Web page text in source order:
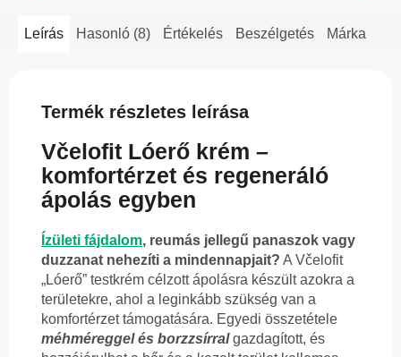
Leírás Hasonló (8) Értékelés Beszélgetés Márka
Termék részletes leírása
Včelofit Lóerő krém –
komfortérzet és regeneráló
ápolás egyben
Ízületi fájdalom, reumás jellegű panaszok vagy
duzzanat nehezíti a mindennapjait? A Včelofit
„Lóerő” testkrém célzott ápolásra készült azokra a
területekre, ahol a leginkább szükség van a
komfortérzet támogatására. Egyedi összetétele
méhméreggel és borzzsírralgazdagított, és